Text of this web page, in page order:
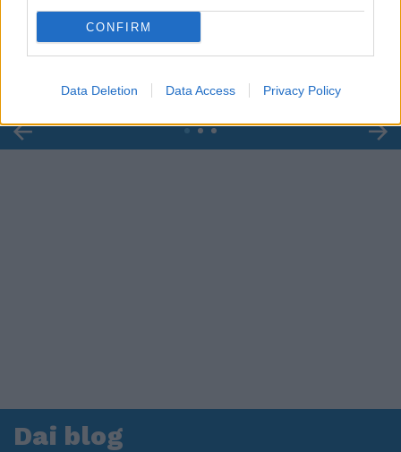
CONFIRM
Data Deletion Data Access Privacy Policy
Leonardo Maria Del Vecchio dall'ex compagna
in ospedale. Le dichiarazioni ai giornalisti
Dai blog